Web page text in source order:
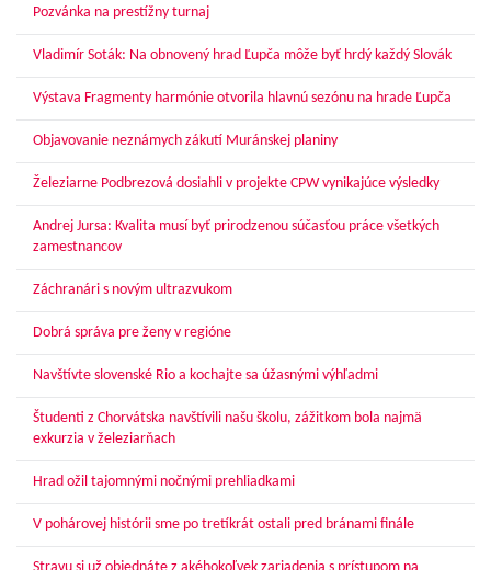
Pozvánka na prestížny turnaj
Vladimír Soták: Na obnovený hrad Ľupča môže byť hrdý každý Slovák
Výstava Fragmenty harmónie otvorila hlavnú sezónu na hrade Ľupča
Objavovanie neznámych zákutí Muránskej planiny
Železiarne Podbrezová dosiahli v projekte CPW vynikajúce výsledky
Andrej Jursa: Kvalita musí byť prirodzenou súčasťou práce všetkých
zamestnancov
Záchranári s novým ultrazvukom
Dobrá správa pre ženy v regióne
Navštívte slovenské Rio a kochajte sa úžasnými výhľadmi
Študenti z Chorvátska navštívili našu školu, zážitkom bola najmä
exkurzia v železiarňach
Hrad ožil tajomnými nočnými prehliadkami
V pohárovej histórii sme po tretíkrát ostali pred bránami finále
Stravu si už objednáte z akéhokoľvek zariadenia s prístupom na